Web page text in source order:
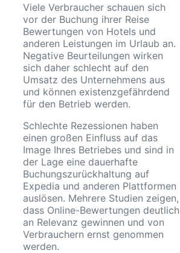
Viele Verbraucher schauen sich
vor der Buchung ihrer Reise
Bewertungen von Hotels und
anderen Leistungen im Urlaub an.
Negative Beurteilungen wirken
sich daher schlecht auf den
Umsatz des Unternehmens aus
und können existenzgefährdend
für den Betrieb werden.
Schlechte Rezessionen haben
einen großen Einfluss auf das
Image Ihres Betriebes und sind in
der Lage eine dauerhafte
Buchungszurückhaltung auf
Expedia und anderen Plattformen
auslösen. Mehrere Studien zeigen,
dass Online-Bewertungen deutlich
an Relevanz gewinnen und von
Verbrauchern ernst genommen
werden.